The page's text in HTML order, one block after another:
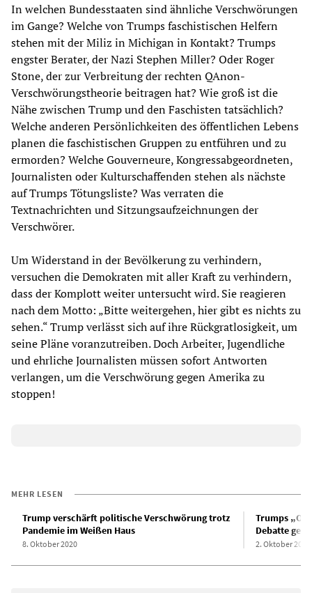
In welchen Bundesstaaten sind ähnliche Verschwörungen
im Gange? Welche von Trumps faschistischen Helfern
stehen mit der Miliz in Michigan in Kontakt? Trumps
engster Berater, der Nazi Stephen Miller? Oder Roger
Stone, der zur Verbreitung der rechten QAnon-
Verschwörungstheorie beitragen hat? Wie groß ist die
Nähe zwischen Trump und den Faschisten tatsächlich?
Welche anderen Persönlichkeiten des öffentlichen Lebens
planen die faschistischen Gruppen zu entführen und zu
ermorden? Welche Gouverneure, Kongressabgeordneten,
Journalisten oder Kulturschaffenden stehen als nächste
auf Trumps Tötungsliste? Was verraten die
Textnachrichten und Sitzungsaufzeichnungen der
Verschwörer.
Um Widerstand in der Bevölkerung zu verhindern,
versuchen die Demokraten mit aller Kraft zu verhindern,
dass der Komplott weiter untersucht wird. Sie reagieren
nach dem Motto: „Bitte weitergehen, hier gibt es nichts zu
sehen.“ Trump verlässt sich auf ihre Rückgratlosigkeit, um
seine Pläne voranzutreiben. Doch Arbeiter, Jugendliche
und ehrliche Journalisten müssen sofort Antworten
verlangen, um die Verschwörung gegen Amerika zu
stoppen!
MEHR LESEN
Trump verschärft politische Verschwörung trotz
Pandemie im Weißen Haus
8. Oktober 2020
Trumps
Debatte
2. Oktober 2020